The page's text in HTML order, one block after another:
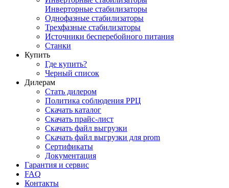
Инверторные стабилизаторы
Однофазные стабилизаторы
Трехфазные стабилизаторы
Источники бесперебойного питания
Станки
Купить
Где купить?
Черный список
Дилерам
Стать дилером
Политика соблюдения РРЦ
Скачать каталог
Скачать прайс-лист
Скачать файл выгрузки
Скачать файл выгрузки для prom
Сертификаты
Документация
Гарантия и сервис
FAQ
Контакты